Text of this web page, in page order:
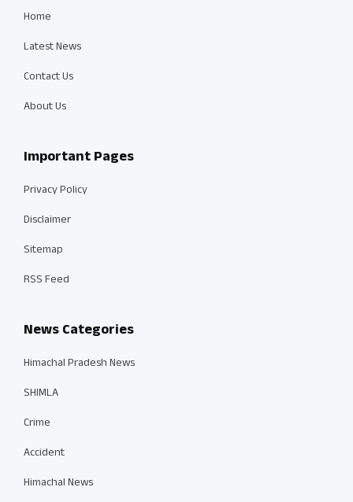
Home
Latest News
Contact Us
About Us
Important Pages
Privacy Policy
Disclaimer
Sitemap
RSS Feed
News Categories
Himachal Pradesh News
SHIMLA
Crime
Accident
Himachal News